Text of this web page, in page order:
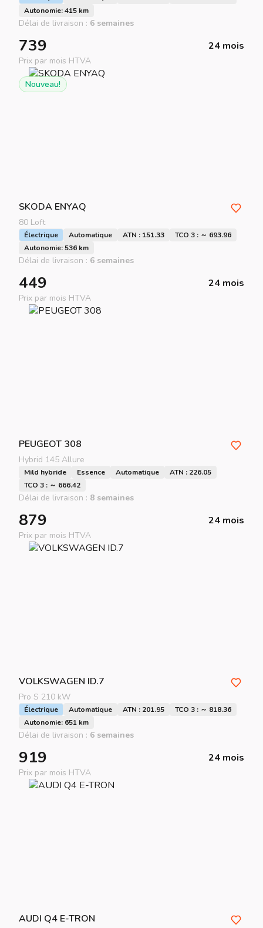
Autonomie: 415 km
Délai de livraison : 6 semaines
739 24 mois
Prix par mois HTVA
Nouveau!
SKODA ENYAQ
80 Loft
Électrique Automatique ATN : 151.33
TCO 3 : ～ 693.96
Autonomie: 536 km
Délai de livraison : 6 semaines
449 24 mois
Prix par mois HTVA
PEUGEOT 308
Hybrid 145 Allure
Mild hybride Essence Automatique
ATN : 226.05
TCO 3 : ～ 666.42
Délai de livraison : 8 semaines
879 24 mois
Prix par mois HTVA
VOLKSWAGEN ID.7
Pro S 210 kW
Électrique Automatique ATN : 201.95
TCO 3 : ～ 818.36
Autonomie: 651 km
Délai de livraison : 6 semaines
919 24 mois
Prix par mois HTVA
AUDI Q4 E-TRON